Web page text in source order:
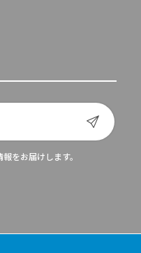
をお届けします。